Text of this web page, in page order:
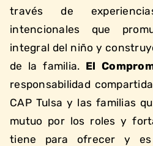
través de
intencionales que
integral del niño y
de la familia. El
responsabilidad
CAP Tulsa y las familias
mutuo por los roles y
tiene para ofrecer y